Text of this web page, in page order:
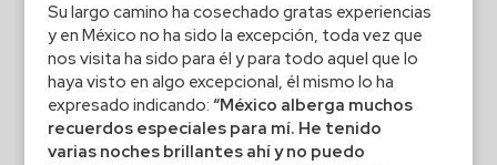
Su largo camino ha cosechado gratas experiencias
y en México no ha sido la excepción, toda vez que
nos visita ha sido para él y para todo aquel que lo
haya visto en algo excepcional, él mismo lo ha
expresado indicando: “México alberga muchos
recuerdos especiales para mí. He tenido
varias noches brillantes ahí y no puedo